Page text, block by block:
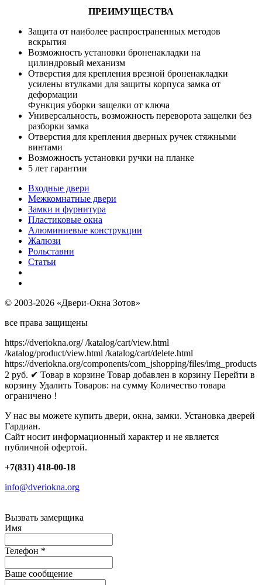
ПРЕИМУЩЕСТВА
Защита от наиболее распространенных методов
вскрытия
Возможность установки броненакладки на
цилиндровый механизм
Отверстия для крепления врезной броненакладки
усилены втулками для защиты корпуса замка от
деформации
Функция уборки защелки от ключа
Универсальность, возможность переворота защелки без
разборки замка
Отверстия для крепления дверных ручек стяжными
винтами
Возможность установки ручки на планке
5 лет гарантии
Входные двери
Межкомнатные двери
Замки и фурнитура
Пластиковые окна
Алюминиевые конструкции
Жалюзи
Рольставни
Статьи
© 2003-2026 «Двери-Окна Зотов»
все права защищены
https://dveriokna.org/ /katalog/cart/view.html
/katalog/product/view.html /katalog/cart/delete.html
https://dveriokna.org/components/com_jshopping/files/img_products
2 руб. ✔ Товар в корзине Товар добавлен в корзину Перейти в
корзину Удалить Товаров: на сумму Количество товара
ограничено !
У нас вы можете купить двери, окна, замки. Установка дверей
Гардиан.
Сайт носит информационный характер и не является
публичной офертой.
+7(831) 418-00-18
info@dveriokna.org
Вызвать замерщика
Имя
Телефон *
Ваше сообщение